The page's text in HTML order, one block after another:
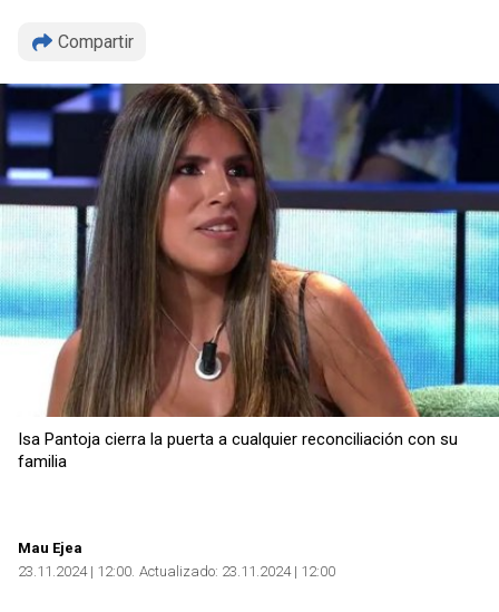
Compartir
Copiar
Isa Pantoja cierra la puerta a cualquier reconciliación con su
familia
Mau Ejea
23.11.2024 | 12:00 Actualizado: 23.11.2024 | 12:00